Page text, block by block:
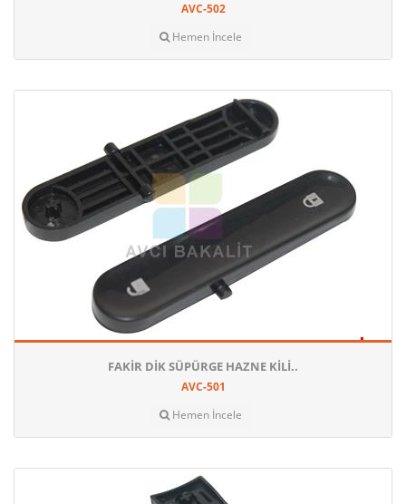
AVC-502
Hemen İncele
FAKIR DIK SÜPÜRGE HAZNE KILI..
AVC-501
Hemen İncele